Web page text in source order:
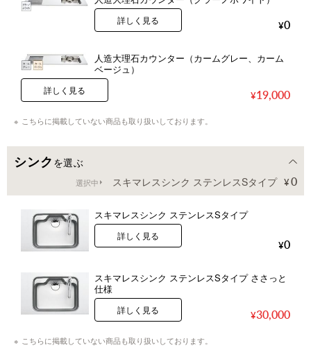
詳しく見る 0
人造大理石カウンター（カームグレー、カーム
ベージュ）
詳しく見る 19,000
こちらに掲載していない商品も取り扱いしております。
シンク を選ぶ
選択中 スキマレスシンク ステンレスSタイプ 0
スキマレスシンク ステンレスSタイプ
詳しく見る
0
スキマレスシンク ステンレスSタイプ ささっと
仕様
詳しく見る 30,000
こちらに掲載していない商品も取り扱いしております。